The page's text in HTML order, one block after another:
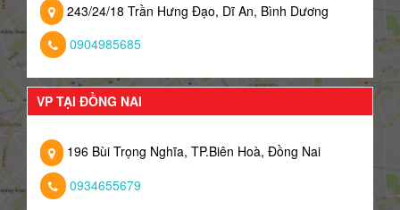
243/24/18 Trần Hưng Đạo, Dĩ An, Bình Dương
0904985685
VP TẠI ĐỒNG NAI
196 Bùi Trọng Nghĩa, TP.Biên Hoà, Đồng Nai
0934655679